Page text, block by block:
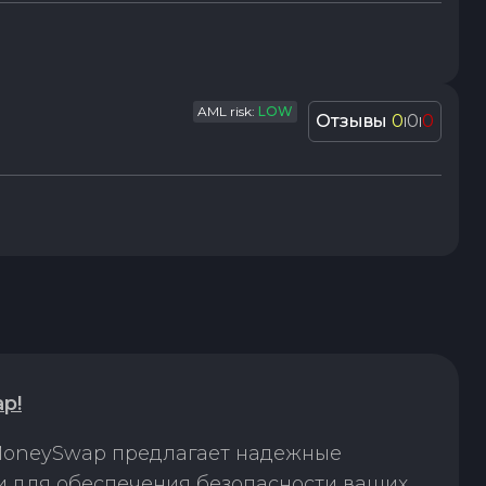
AML risk: LOW Отзывы 0|0|0
предлагает надежные